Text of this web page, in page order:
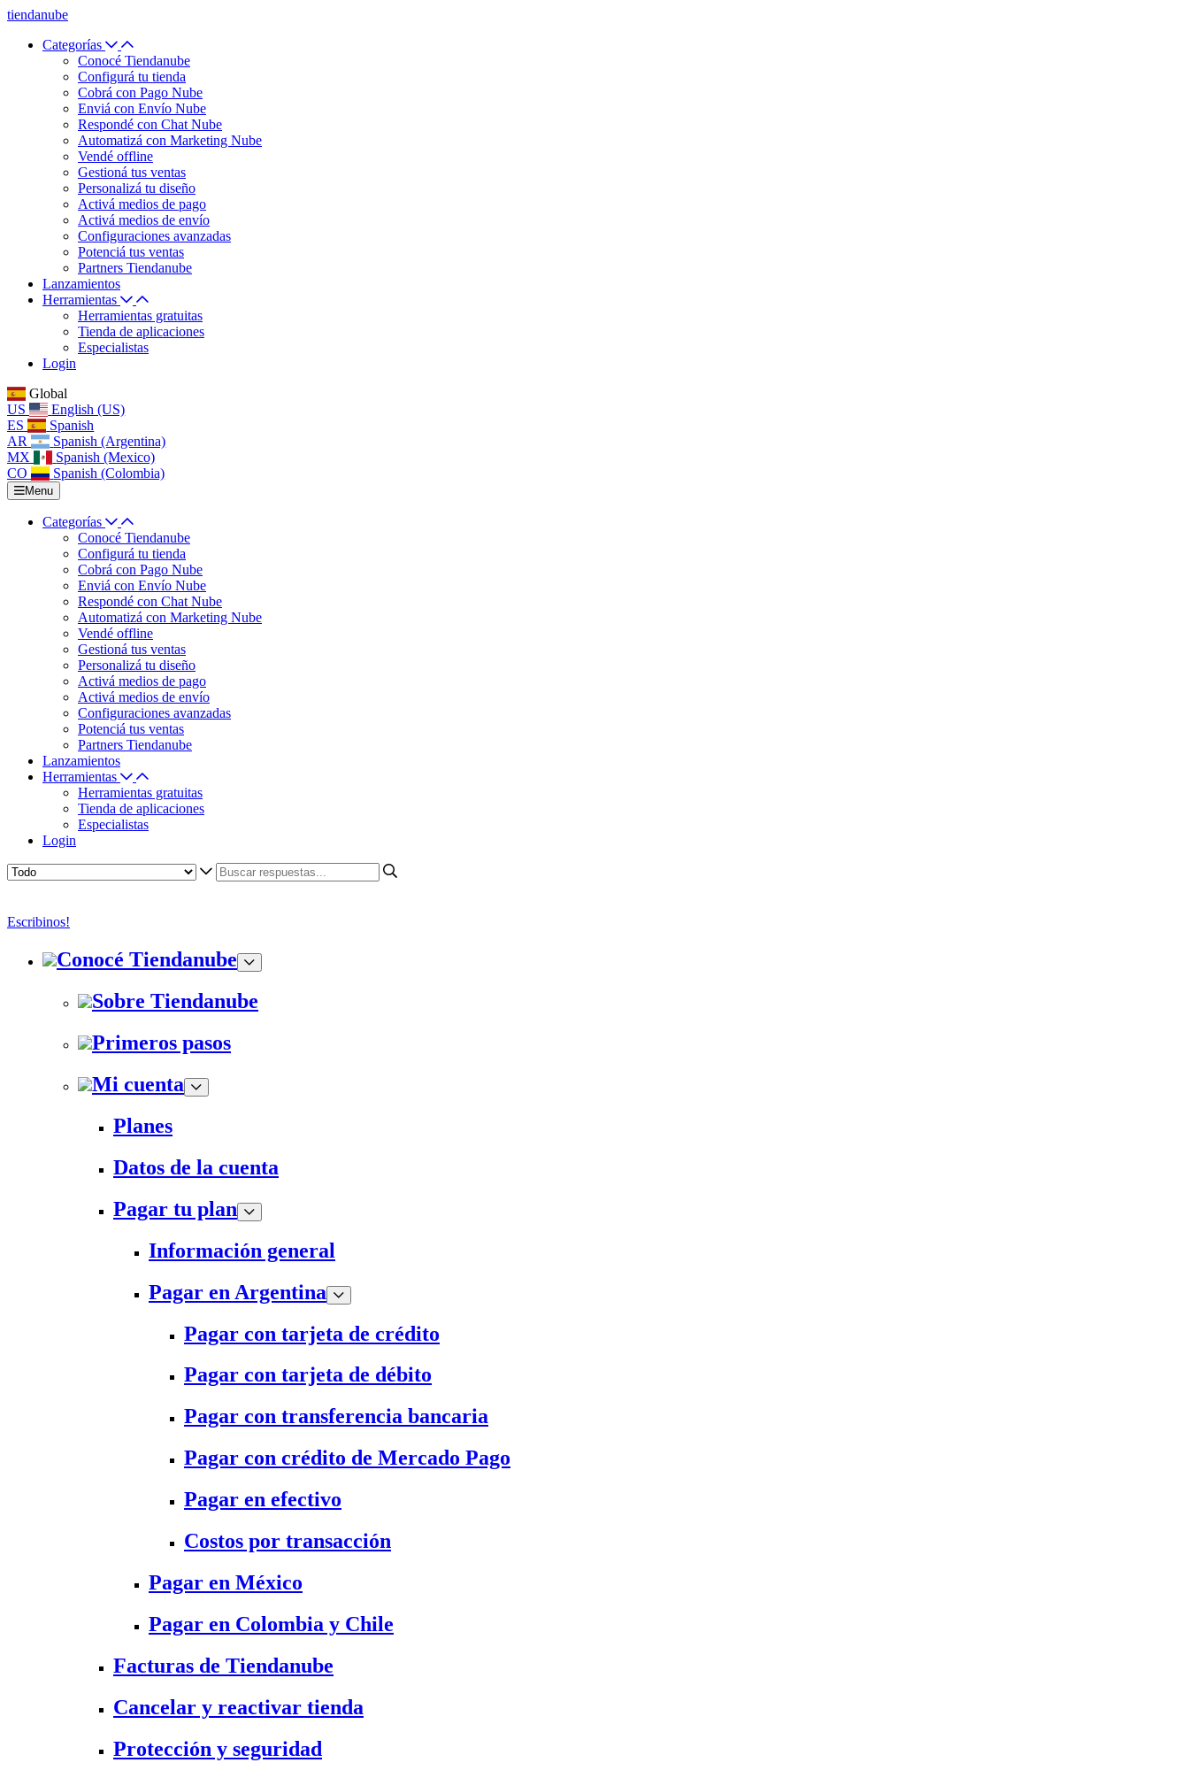
tiendanube
Categorías
Conocé Tiendanube
Configurá tu tienda
Cobrá con Pago Nube
Enviá con Envío Nube
Respondé con Chat Nube
Automatizá con Marketing Nube
Vendé offline
Gestioná tus ventas
Personalizá tu diseño
Activá medios de pago
Activá medios de envío
Configuraciones avanzadas
Potenciá tus ventas
Partners Tiendanube
Lanzamientos
Herramientas
Herramientas gratuitas
Tienda de aplicaciones
Especialistas
Login
Global
US
English (US)
ES
Spanish
AR
Spanish (Argentina)
MX
Spanish (Mexico)
CO
Spanish (Colombia)
Menu
Categorías
Conocé Tiendanube
Configurá tu tienda
Cobrá con Pago Nube
Enviá con Envío Nube
Respondé con Chat Nube
Automatizá con Marketing Nube
Vendé offline
Gestioná tus ventas
Personalizá tu diseño
Activá medios de pago
Activá medios de envío
Configuraciones avanzadas
Potenciá tus ventas
Partners Tiendanube
Lanzamientos
Herramientas
Herramientas gratuitas
Tienda de aplicaciones
Especialistas
Login
Escribinos!
Conocé Tiendanube
Sobre Tiendanube
Primeros pasos
Mi cuenta
Planes
Datos de la cuenta
Pagar tu plan
Información general
Pagar en Argentina
Pagar con tarjeta de crédito
Pagar con tarjeta de débito
Pagar con transferencia bancaria
Pagar con crédito de Mercado Pago
Pagar en efectivo
Costos por transacción
Pagar en México
Pagar en Colombia y Chile
Facturas de Tiendanube
Cancelar y reactivar tienda
Protección y seguridad